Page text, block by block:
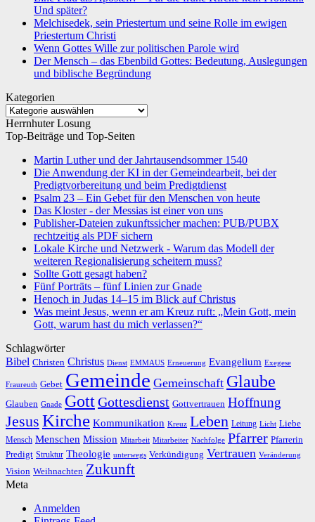
Und später?
Melchisedek, sein Priestertum und seine Rolle im ewigen
Priestertum Christi
Wenn Gottes Wille zur politischen Parole wird
Der Mensch – das Ebenbild Gottes: Bedeutung, Auslegungen
und biblische Begründung
Kategorien
Kategorien
Herrnhuter Losung
Top-Beiträge und Top-Seiten
Martin Luther und der Jahrtausendsommer 1540
Die Anwendung der KI in der Gemeindearbeit, bei der
Predigtvorbereitung und beim Predigtdienst
Psalm 23 – Ein Gebet für den Menschen von heute
Das Kloster - der Messias ist einer von uns
Publisher-Dateien zukunftssicher machen: PUB/PUBX
rechtzeitig als PDF sichern
Lokale Kirche und Netzwerk - Warum das Modell der
weiteren Regionalisierung scheitern muss?
Sollte Gott gesagt haben?
Fünf Porträts – fünf Linien zur Gnade
Henoch in Judas 14–15 im Blick auf Christus
Was meint Jesus, wenn er am Kreuz ruft: „Mein Gott, mein
Gott, warum hast du mich verlassen?“
Schlagwörter
Bibel Christen Christus Dienst EMMAUS Erneuerung Evangelium Exegese
Fraureuth Gebet Gemeinde Gemeinschaft Glaube
Glauben Gnade GottGottesdienst Gottvertrauen Hoffnung
Jesus Kirche Kommunikation Kreuz Leben Leitung Licht Liebe
Mensch Menschen Mission Mitarbeit Mitarbeiter Nachfolge Pfarrer Pfarrerin
Predigt Struktur Theologie unterwegs Verkündigung Vertrauen Veränderung
Vision Weihnachten Zukunft
Meta
Anmelden